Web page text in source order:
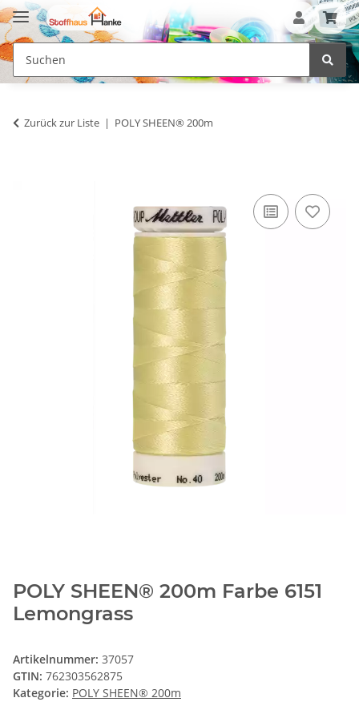
Zurück zur Liste POLY SHEEN® 200m
POLY SHEEN® 200m Farbe 6151
Lemongrass
Artikelnummer: 37057
GTIN: 762303562875
Kategorie: POLY SHEEN® 200m